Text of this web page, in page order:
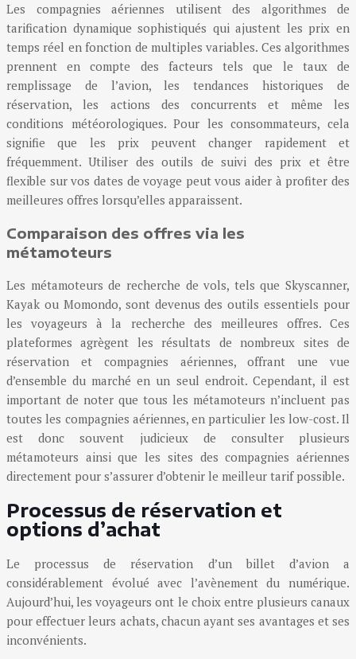
Les compagnies aériennes utilisent des algorithmes de
tarification dynamique sophistiqués qui ajustent les prix en
temps réel en fonction de multiples variables. Ces algorithmes
prennent en compte des facteurs tels que le taux de
remplissage de l’avion, les tendances historiques de
réservation, les actions des concurrents et même les
conditions météorologiques. Pour les consommateurs, cela
signifie que les prix peuvent changer rapidement et
fréquemment. Utiliser des outils de suivi des prix et être
flexible sur vos dates de voyage peut vous aider à profiter des
meilleures offres lorsqu’elles apparaissent.
Comparaison des offres via les
métamoteurs
Les métamoteurs de recherche de vols, tels que Skyscanner,
Kayak ou Momondo, sont devenus des outils essentiels pour
les voyageurs à la recherche des meilleures offres. Ces
plateformes agrègent les résultats de nombreux sites de
réservation et compagnies aériennes, offrant une vue
d’ensemble du marché en un seul endroit. Cependant, il est
important de noter que tous les métamoteurs n’incluent pas
toutes les compagnies aériennes, en particulier les low-cost. Il
est donc souvent judicieux de consulter plusieurs
métamoteurs ainsi que les sites des compagnies aériennes
directement pour s’assurer d’obtenir le meilleur tarif possible.
Processus de réservation et
options d’achat
Le processus de réservation d’un billet d’avion a
considérablement évolué avec l’avènement du numérique.
Aujourd’hui, les voyageurs ont le choix entre plusieurs canaux
pour effectuer leurs achats, chacun ayant ses avantages et ses
inconvénients.